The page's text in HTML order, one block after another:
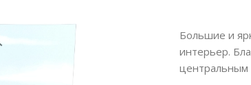
Большие и
интерьер.
центральным